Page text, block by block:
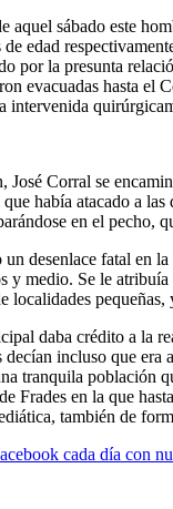
aquel sábado este
edad
por la presunta
evacuadas hasta el
intervenida
José Corral se
había atacado a
en el pecho,
desenlace fatal en
y medio. Se le
localidades
daba crédito a la
incluso que
tranquila población
Frades en la que
también de
cada día con